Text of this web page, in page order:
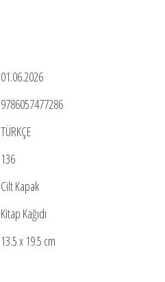
01.06.2026
9786057477286
TÜRKÇE
136
Cilt Kapak
Kitap Kağıdı
13.5 x 19.5 cm